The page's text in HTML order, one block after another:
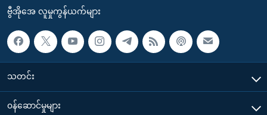
ဗွီအိုအေ လူမှုကွန်ယက်များ
သတင်း
၀န်ဆောင်မှုများ